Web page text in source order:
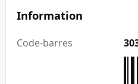
Information
Code-barres